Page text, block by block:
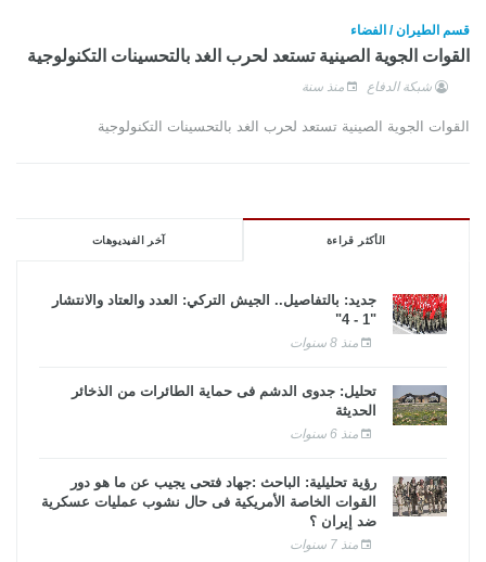
قسم الطيران / الفضاء
القوات الجوية الصينية تستعد لحرب الغد بالتحسينات التكنولوجية
شبكة الدفاع منذ سنة
القوات الجوية الصينية تستعد لحرب الغد بالتحسينات التكنولوجية
الأكثر قراءة آخر الفيديوهات
جديد: بالتفاصيل.. الجيش التركي: العدد والعتاد والانتشار
"1 - 4"
منذ 8 سنوات
تحليل: جدوى الدشم فى حماية الطائرات من الذخائر
الحديثة
منذ 6 سنوات
رؤية تحليلية: الباحث :جهاد فتحى يجيب عن ما هو دور
القوات الخاصة الأمريكية فى حال نشوب عمليات عسكرية
ضد إيران ؟
منذ 7 سنوات